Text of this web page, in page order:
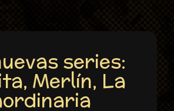
series:
Merlín, La